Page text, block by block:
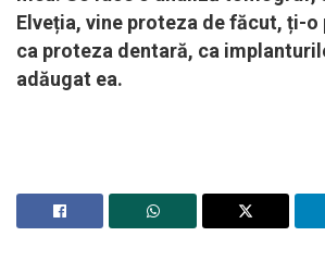
Elveția, vine proteza de făcut, ți-
ca proteza dentară, ca
adăugat ea.